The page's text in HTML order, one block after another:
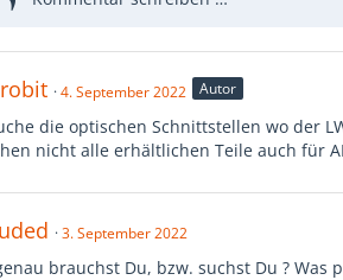
4. September 2022 Autor
die optischen Schnittstellen wo der
nicht alle erhältlichen Teile auch für
3. September 2022
brauchst Du, bzw. suchst Du ? Was